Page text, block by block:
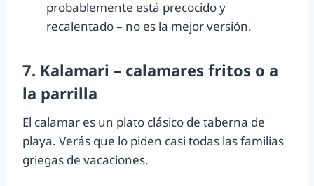
probablemente está precocido y
recalentado – no es la mejor versión.
7. Kalamari – calamares fritos o a
la parrilla
El calamar es un plato clásico de taberna de
playa. Verás que lo piden casi todas las familias
griegas de vacaciones.